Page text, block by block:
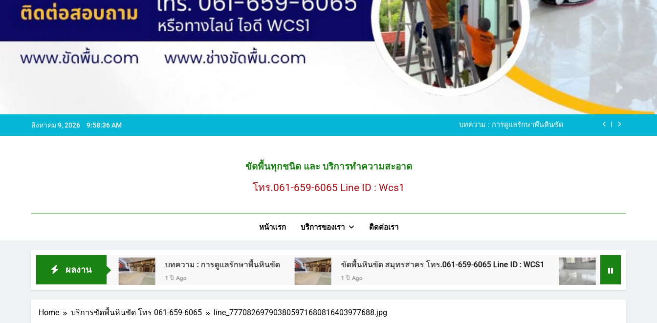
สิงหาคม 9, 2026 9:58:37 AM
ขัดพื้นหินขัด อบต.แหลมบัวนครปฐม
ขัดพื้นหินอ่อน โทร.0616596065 ไลน์ WCS1
บทความ : การดูแลรักษาพื้นหินขัด
ขัดพื้นหินขัด สมุทรสาคร โทร.061-659-6065 Line ID : WCS1
ขัดพื้นทุกชนิด และ บริการทำความสะอาด
โทร.061-659-6065 Line ID : Wcs1
หน้าแรก บริการของเรา ติดต่อเรา
ผลงาน
ไลน์ WCS1 บทความ : การดูแลรักษาพื้นหินขัด
1 ปี Ago
ขัดพื้นหินขัด สมุทรสาคร โทร.061-659-6065 Line ID : WCS1
1 ปี Ago
ขัดพื้นหินขัด อบต.แหลมบัวน
1 ปี Ago
Home บริการขัดพื้นหินขัด โทร 061-659-6065 line_777082697903805971680816403977688.jpg